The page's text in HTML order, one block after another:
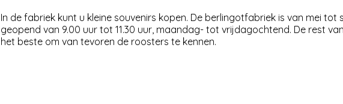
In de fabriek kunt u kleine souvenirs kopen. De berlingotfabriek is van mei tot
geopend van 9.00 uur tot 11.30 uur, maandag- tot vrijdagochtend. De rest
het beste om van tevoren de roosters te kennen.